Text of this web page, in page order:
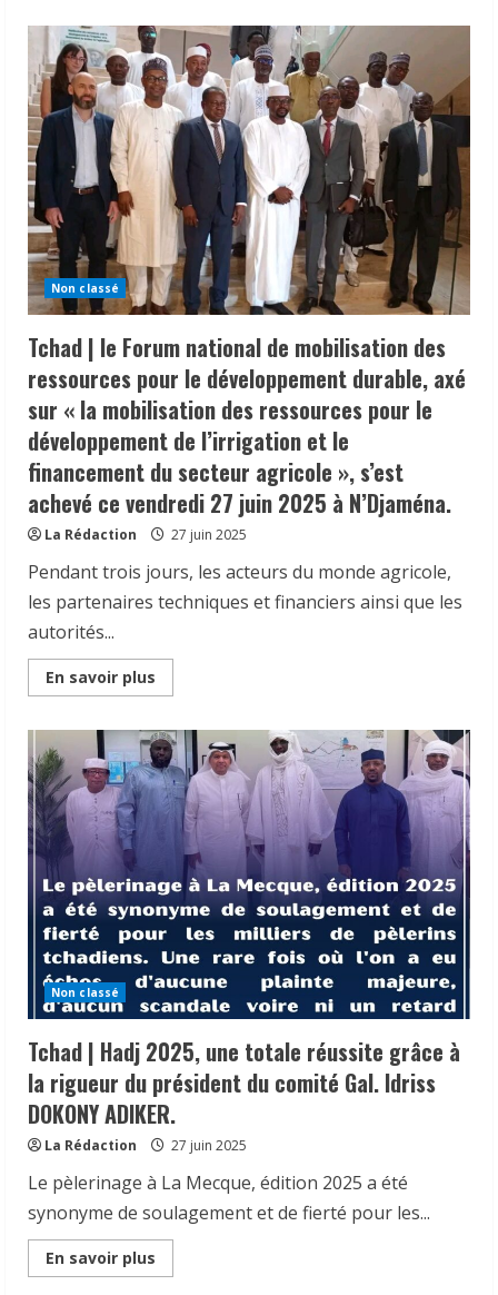
|
FORUM
MONDIAL
SUR
LA
CONNECTIVITE
DES
TRANSPORTS
2025
A
ISTANBUL
TCHAD
PORTE
SA
VOIX
AU
SOMMET
DU
TRANSPORT
Non classé
Tchad | le Forum national de mobilisation des
ressources pour le développement durable, axé
sur « la mobilisation des ressources pour le
développement de l’irrigation et le
financement du secteur agricole », s’est
achevé ce vendredi 27 juin 2025 à N’Djaména.
La Rédaction 27 juin 2025
Pendant trois jours, les acteurs du monde agricole,
les partenaires techniques et financiers ainsi que les
autorités...
En savoir plus
more
|
le
Forum
national
de
mobilisation
des
ressources
pour
le
développement
durable,
axé
sur
«
la
mobilisation
des
ressources
le
développement
de
l’irrigation
et
le
financement
du
secteur
agricole
»,
s’est
achevé
27
Non classé
Tchad | Hadj 2025, une totale réussite grâce à
la rigueur du président du comité Gal. Idriss
DOKONY ADIKER.
La Rédaction 27 juin 2025
Le pèlerinage à La Mecque, édition 2025 a été
synonyme de soulagement et de fierté pour les...
En savoir plus
more